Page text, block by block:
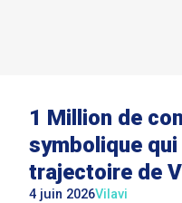
1 Million de
symbolique
trajectoire de
4 juin 2026Vilavi